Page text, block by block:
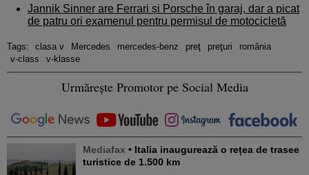
Jannik Sinner are Ferrari și Porsche în garaj, dar a picat
de patru ori examenul pentru permisul de motocicletă
Tags: clasa v Mercedes mercedes-benz preţ preţuri
românia
v-class
v-klasse
Urmărește Promotor pe Social Media
Mediafax • Italia inaugurează o rețea de trasee
turistice de 1.500 km